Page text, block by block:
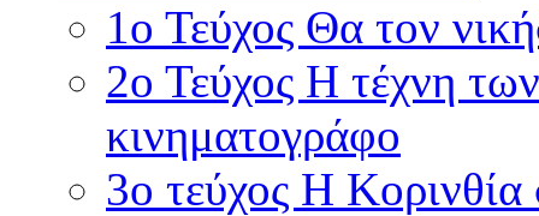
1ο Τεύχος Θα τον
2ο Τεύχος Η τέχνη
κινηματογράφο
3ο τεύχος Η